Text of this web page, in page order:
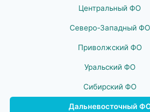
Центральный ФО
Северо-Западный ФО
Приволжский ФО
Уральский ФО
Сибирский ФО
Дальневосточный